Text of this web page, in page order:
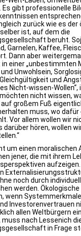
Es gibt professionelle
zurück wie es der
ist, auf dem die
beruht.
Garnelen, Kaffee,
Dann aber
einer „unbestimmten
Unwohlsein,
und
Nicht-wissen-
möchten nicht wissen,
großem Fuß
muss, wo
Vor allem wollen wir
darüber hören, wollen
um einen moralischen
jener, die mit ihrem
aufzeigen.
noch durch
werden.
wenn
Investorenvertrauen
allen Weltbürgern
muss nach Lessenich
in Frage